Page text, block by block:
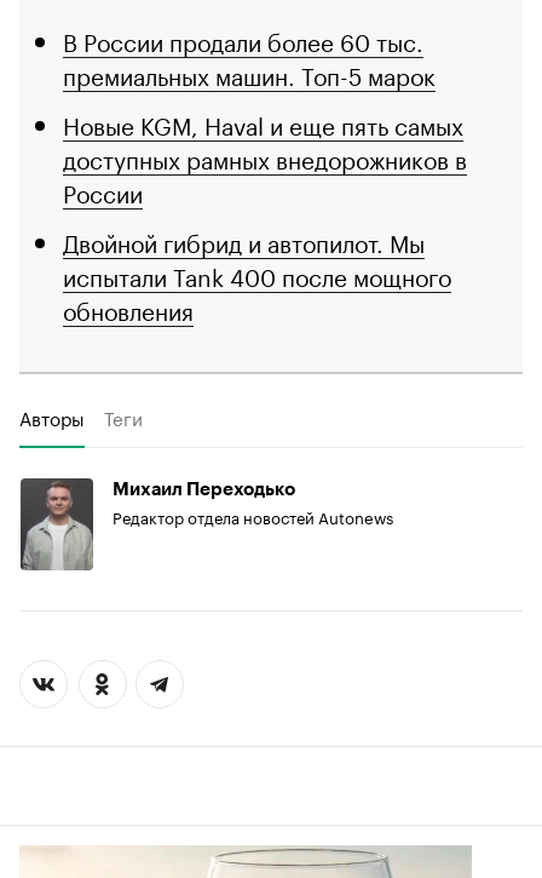
В России продали более 60 тыс.
премиальных машин. Топ-5 марок
Новые KGM, Haval и еще пять самых
доступных рамных внедорожников в
России
Двойной гибрид и автопилот. Мы
испытали Tank 400 после мощного
обновления
Авторы Теги
Михаил Переходько
Редактор отдела новостей Autonews